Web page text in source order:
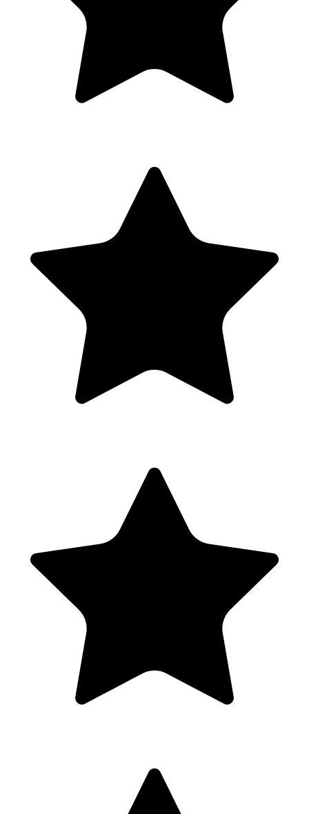
Module 6 : Bâtir avec le potentiel du collectif (3 jours)
Confronter notre propre intelligence ou identité collective et
déployer notre art au sein d’un groupe afin de faciliter l’éclosion
d’un processus décisionnel consenti, productif et fertilisant au
service de la mission du système.
d’amélioration en termes de compétence, et les pistes réflexives
Module 7 : Boucler son processus de formation et lancer son
activité de coach professionnel (3 jours)
1 jour en présentiel à la fin du module 7 suivi de 2 demi-journées en
distanciel et 1 journée pour la certification.
Exposer son projet professionnel, explorer de nouveaux champs de
vision lors de la journée de certification, et célébrer son parcours.